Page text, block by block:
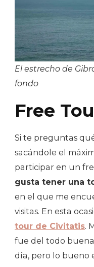
El estrecho de
fondo
Free
Si te preguntas
sacándole el
participar en un
gusta tener una
en el que me
visitas. En esta
tour de Civitatis.
fue del todo
día, pero lo bueno